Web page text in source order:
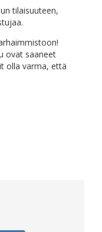
tilaisuuteen,
ovat saaneet
olla varma, että